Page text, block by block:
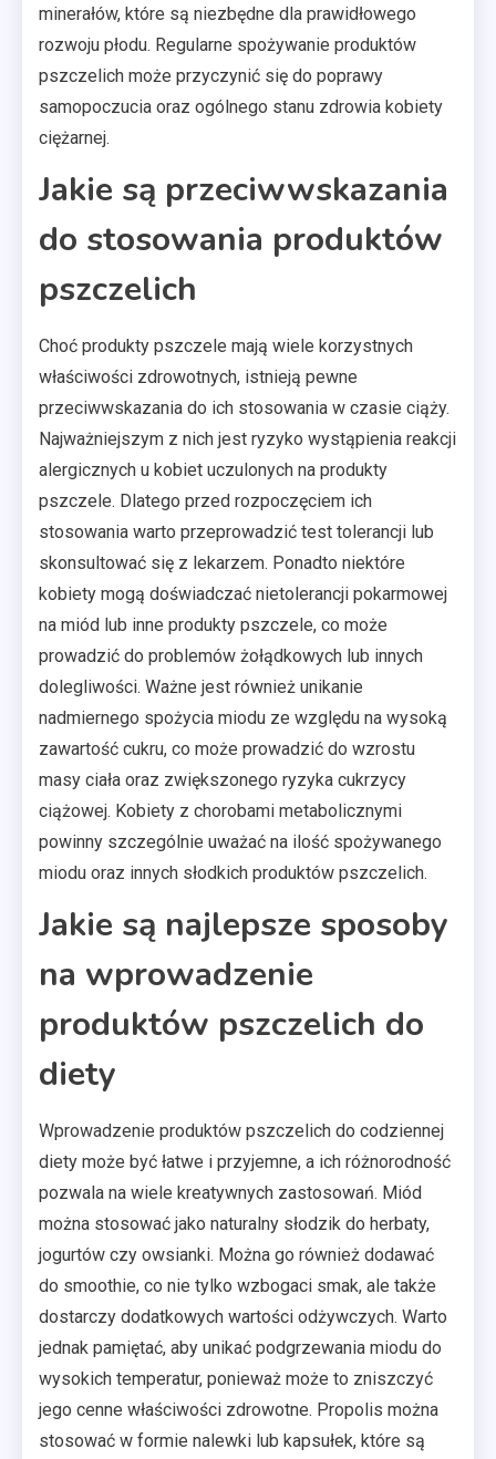
minerałów, które są niezbędne dla prawidłowego
rozwoju płodu. Regularne spożywanie produktów
pszczelich może przyczynić się do poprawy
samopoczucia oraz ogólnego stanu zdrowia kobiety
ciężarnej.
Jakie są przeciwwskazania
do stosowania produktów
pszczelich
Choć produkty pszczele mają wiele korzystnych
właściwości zdrowotnych, istnieją pewne
przeciwwskazania do ich stosowania w czasie ciąży.
Najważniejszym z nich jest ryzyko wystąpienia reakcji
alergicznych u kobiet uczulonych na produkty
pszczele. Dlatego przed rozpoczęciem ich
stosowania warto przeprowadzić test tolerancji lub
skonsultować się z lekarzem. Ponadto niektóre
kobiety mogą doświadczać nietolerancji pokarmowej
na miód lub inne produkty pszczele, co może
prowadzić do problemów żołądkowych lub innych
dolegliwości. Ważne jest również unikanie
nadmiernego spożycia miodu ze względu na wysoką
zawartość cukru, co może prowadzić do wzrostu
masy ciała oraz zwiększonego ryzyka cukrzycy
ciążowej. Kobiety z chorobami metabolicznymi
powinny szczególnie uważać na ilość spożywanego
miodu oraz innych słodkich produktów pszczelich.
Jakie są najlepsze sposoby
na wprowadzenie
produktów pszczelich do
diety
Wprowadzenie produktów pszczelich do codziennej
diety może być łatwe i przyjemne, a ich różnorodność
pozwala na wiele kreatywnych zastosowań. Miód
można stosować jako naturalny słodzik do herbaty,
jogurtów czy owsianki. Można go również dodawać
do smoothie, co nie tylko wzbogaci smak, ale także
dostarczy dodatkowych wartości odżywczych. Warto
jednak pamiętać, aby unikać podgrzewania miodu do
wysokich temperatur, ponieważ może to zniszczyć
jego cenne właściwości zdrowotne. Propolis można
stosować w formie nalewki lub kapsułek, które są